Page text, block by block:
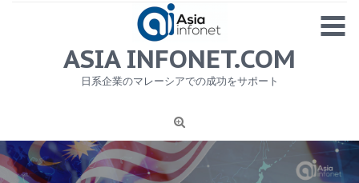
MENU
1
ニュース
労務サービス
ASIA INFONET.COM
日系企業のマレーシアでの成功をサポート